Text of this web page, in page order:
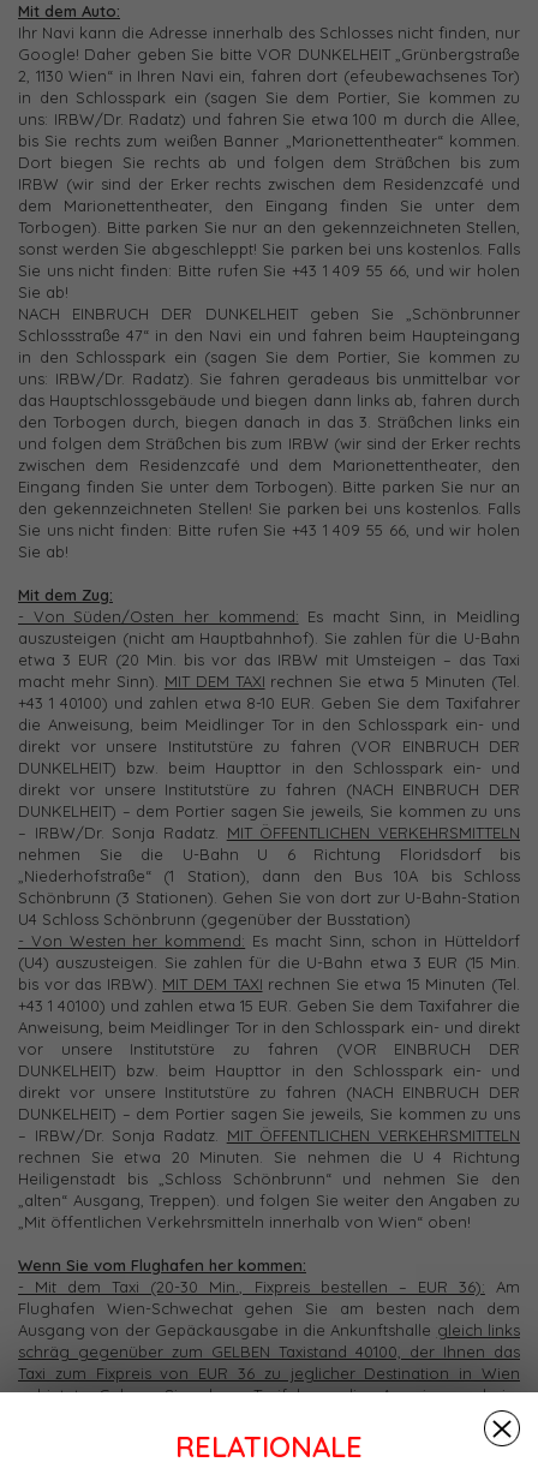
RELATIONALE
Mit dem Auto:
Ihr Navi kann die Adresse innerhalb des Schlosses nicht finden, nur
Google! Daher geben Sie bitte VOR DUNKELHEIT „Grünbergstraße
2, 1130 Wien“ in Ihren Navi ein, fahren dort (efeubewachsenes Tor)
in den Schlosspark ein (sagen Sie dem Portier, Sie kommen zu
uns: IRBW/Dr. Radatz) und fahren Sie etwa 100 m durch die Allee,
bis Sie rechts zum weißen Banner „Marionettentheater“ kommen.
Dort biegen Sie rechts ab und folgen dem Sträßchen bis zum
IRBW (wir sind der Erker rechts zwischen dem Residenzcafé und
dem Marionettentheater, den Eingang finden Sie unter dem
Torbogen). Bitte parken Sie nur an den gekennzeichneten Stellen,
sonst werden Sie abgeschleppt! Sie parken bei uns kostenlos. Falls
Sie uns nicht finden: Bitte rufen Sie +43 1 409 55 66, und wir holen
Sie ab!
NACH EINBRUCH DER DUNKELHEIT geben Sie „Schönbrunner
Schlossstraße 47“ in den Navi ein und fahren beim Haupteingang
in den Schlosspark ein (sagen Sie dem Portier, Sie kommen zu
uns: IRBW/Dr. Radatz). Sie fahren geradeaus bis unmittelbar vor
das Hauptschlossgebäude und biegen dann links ab, fahren durch
den Torbogen durch, biegen danach in das 3. Sträßchen links ein
und folgen dem Sträßchen bis zum IRBW (wir sind der Erker rechts
zwischen dem Residenzcafé und dem Marionettentheater, den
Eingang finden Sie unter dem Torbogen). Bitte parken Sie nur an
den gekennzeichneten Stellen! Sie parken bei uns kostenlos. Falls
Sie uns nicht finden: Bitte rufen Sie +43 1 409 55 66, und wir holen
Sie ab!
Mit dem Zug:
- Von Süden/Osten her kommend: Es macht Sinn, in Meidling
auszusteigen (nicht am Hauptbahnhof). Sie zahlen für die U-Bahn
etwa 3 EUR (20 Min. bis vor das IRBW mit Umsteigen – das Taxi
macht mehr Sinn). MIT DEM TAXI rechnen Sie etwa 5 Minuten (Tel.
+43 1 40100) und zahlen etwa 8-10 EUR. Geben Sie dem Taxifahrer
die Anweisung, beim Meidlinger Tor in den Schlosspark ein- und
direkt vor unsere Institutstüre zu fahren (VOR EINBRUCH DER
DUNKELHEIT) bzw. beim Haupttor in den Schlosspark ein- und
direkt vor unsere Institutstüre zu fahren (NACH EINBRUCH DER
DUNKELHEIT) – dem Portier sagen Sie jeweils, Sie kommen zu uns
– IRBW/Dr. Sonja Radatz. MIT ÖFFENTLICHEN VERKEHRSMITTELN
nehmen Sie die U-Bahn U 6 Richtung Floridsdorf bis
„Niederhofstraße“ (1 Station), dann den Bus 10A bis Schloss
Schönbrunn (3 Stationen). Gehen Sie von dort zur U-Bahn-Station
U4 Schloss Schönbrunn (gegenüber der Busstation)
- Von Westen her kommend: Es macht Sinn, schon in Hütteldorf
(U4) auszusteigen. Sie zahlen für die U-Bahn etwa 3 EUR (15 Min.
bis vor das IRBW). MIT DEM TAXI rechnen Sie etwa 15 Minuten (Tel.
+43 1 40100) und zahlen etwa 15 EUR. Geben Sie dem Taxifahrer die
Anweisung, beim Meidlinger Tor in den Schlosspark ein- und direkt
vor unsere Institutstüre zu fahren (VOR EINBRUCH DER
DUNKELHEIT) bzw. beim Haupttor in den Schlosspark ein- und
direkt vor unsere Institutstüre zu fahren (NACH EINBRUCH DER
DUNKELHEIT) – dem Portier sagen Sie jeweils, Sie kommen zu uns
– IRBW/Dr. Sonja Radatz. MIT ÖFFENTLICHEN VERKEHRSMITTELN
rechnen Sie etwa 20 Minuten. Sie nehmen die U 4 Richtung
Heiligenstadt bis „Schloss Schönbrunn“ und nehmen Sie den
„alten“ Ausgang, Treppen). und folgen Sie weiter den Angaben zu
„Mit öffentlichen Verkehrsmitteln innerhalb von Wien“ oben!
Wenn Sie vom Flughafen her kommen:
- Mit dem Taxi (20-30 Min., Fixpreis bestellen – EUR 36): Am
Flughafen Wien-Schwechat gehen Sie am besten nach dem
Ausgang von der Gepäckausgabe in die Ankunftshalle gleich links
schräg gegenüber zum GELBEN Taxistand 40100, der Ihnen das
Taxi zum Fixpreis von EUR 36 zu jeglicher Destination in Wien
anbietet. Geben Sie dem Taxifahrer die Anweisung, beim
Meidlinger Tor in den Schlosspark ein- und direkt vor unsere
Institutstüre zu fahren (VOR EINBRUCH DER DUNKELHEIT) bzw.